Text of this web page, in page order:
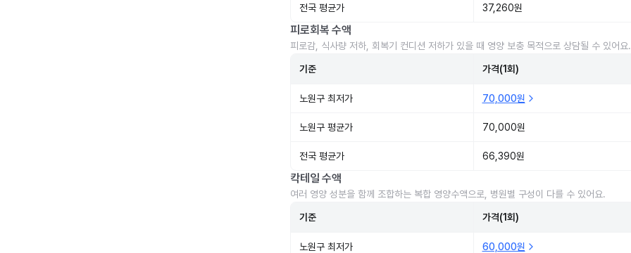
전국 평균가 37,260원
피로회복 수액
피로감, 식사량 저하, 회복기 컨디션 저하가 있을 때 영양 보충 목적으로 상담될 수 있어요.
기준 가격(1회)
노원구 최저가 70,000원
노원구 평균가 70,000원
전국 평균가 66,390원
칵테일 수액
여러 영양 성분을 함께 조합하는 복합 영양수액으로, 병원별 구성이 다를 수 있어요.
기준 가격(1회)
노원구 최저가 60,000원